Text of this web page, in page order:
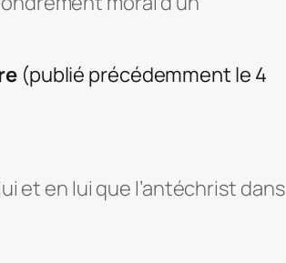
(publié précédemment le 4
et en lui que l’antéchrist dans